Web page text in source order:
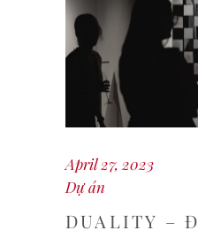
April 27, 2023
Dự án
DUALITY –